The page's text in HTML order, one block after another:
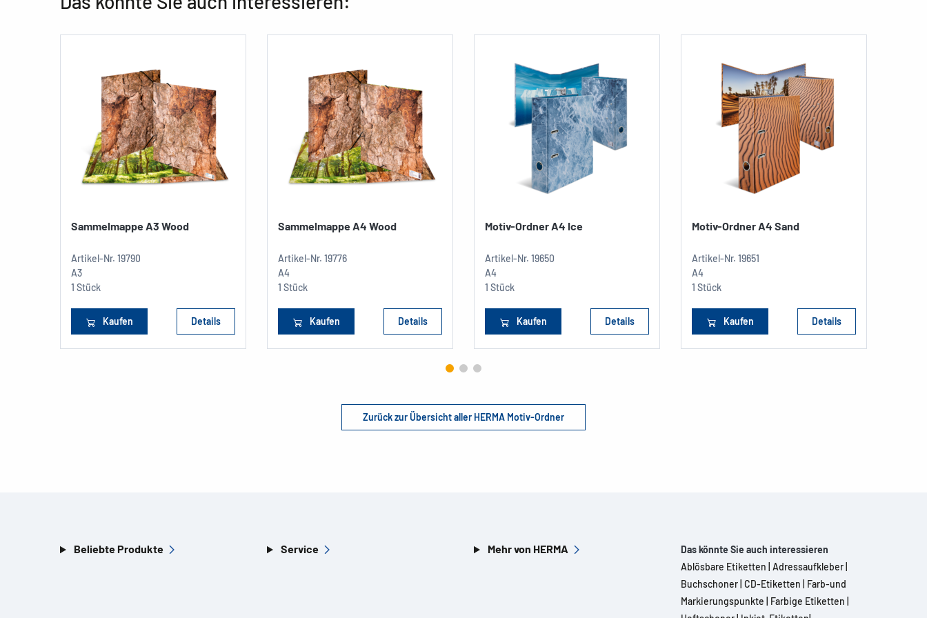
Sammelmappe A3 Wood
Artikel-Nr. 19790
A3
1 Stück
Kaufen Details
Sammelmappe A4 Wood
Artikel-Nr. 19776
A4
1 Stück
Kaufen Details
Motiv-Ordner A4 Ice
Artikel-Nr. 19650
A4
1 Stück
Kaufen Details
Motiv-Ordner A4 Sand
Artikel-Nr. 19651
A4
1 Stück
Kaufen Details
Zurück zur Übersicht aller HERMA Motiv-Ordner
Beliebte Produkte Service Mehr von HERMA
Das könnte Sie auch interessieren
Ablösbare Etiketten Adressaufkleber
Buchschoner CD-Etiketten
Farb-und
Markierungspunkte
Farbige Etiketten